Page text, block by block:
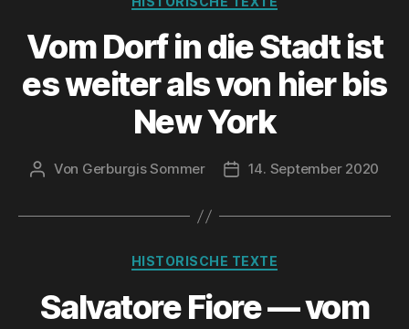
Vom Dorf in die Stadt ist
es wei­ter als von hier bis
New York
Beitragsautor
Von Gerburgis Sommer Veröffentlichungsdatum
14. September 2020
Kategorien
HISTORISCHE TEXTE
Sal­va­to­re Fio­re — vom